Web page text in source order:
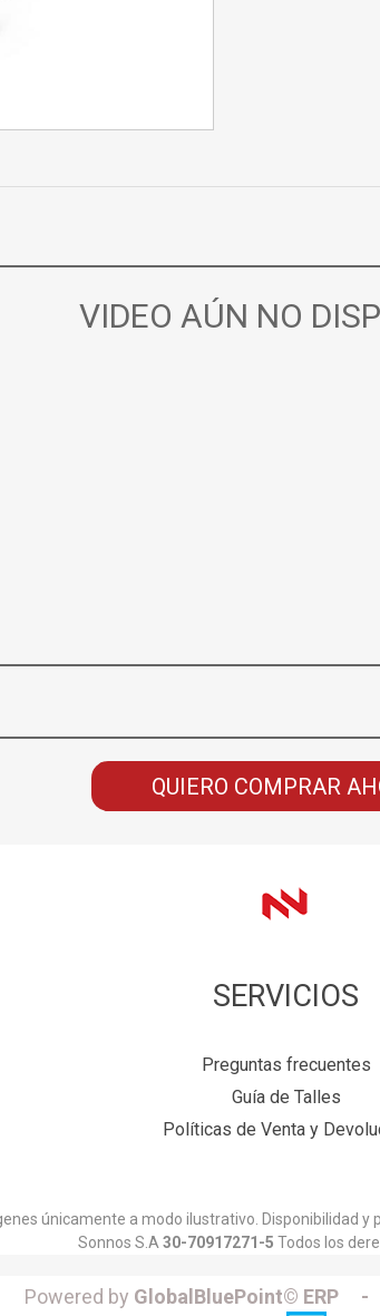
VIDEO AÚN NO
QUIERO COMPRAR
SERVICIOS
Preguntas frecuentes
Guía de Talles
Políticas de Venta y
únicamente a modo ilustrativo. Disponibilidad y
Sonnos S.A30-70917271-5 Todos los
Powered by GlobalBluePoint© ERP -